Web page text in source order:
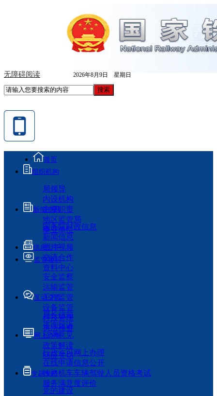
无障碍阅读 2026年8月9日 星期日
首页
组织机构
局领导
内设机构
主要职责
地区监管局
事业单位
新闻资讯
国务院时政信息
新闻信息
图片视频
交流合作
资料中心
信息公开
监管履职
安全监察
运输监管
工程监管
设备监管
科技管理
执法检查
互动交流
局长信箱
咨询投诉
征求意见
政策解读
回应关切
网上办事
行政许可网上办理
在线申请信息公开
铁路机车车辆驾驶人员资格考试
服务满意度评价
专题专栏
党的建设